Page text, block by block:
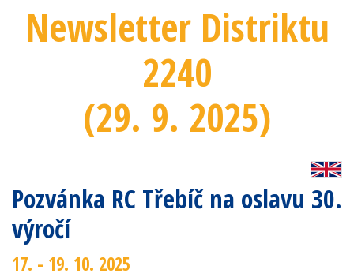
Newsletter Distriktu
2240
(29. 9. 2025)
Pozvánka RC Třebíč na oslavu 30.
výročí
17. - 19. 10. 2025